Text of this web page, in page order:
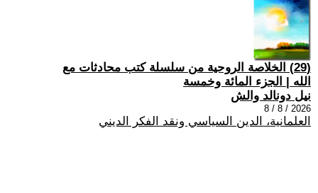
(29) الخلاصة الروحية من سلسلة كتب محادثات مع
الله | الجزء المائة وخمسة
نيل دونالد والش
2026 / 8 / 8
العلمانية، الدين السياسي ونقد الفكر الديني